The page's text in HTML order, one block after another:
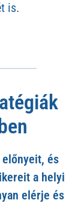
is.
előnyeit, és
a helyi
elérje és